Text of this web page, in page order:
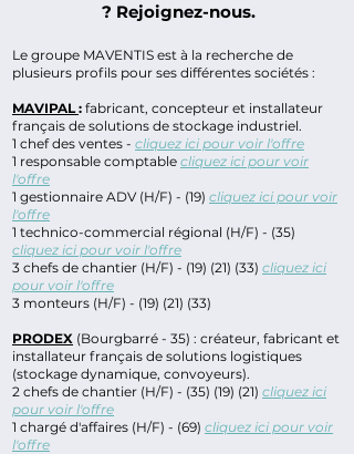
? Rejoignez-nous.
Le groupe MAVENTIS est à la recherche de
plusieurs profils pour ses différentes sociétés :
MAVIPAL: fabricant, concepteur et installateur
français de solutions de stockage industriel.
1 chef des ventes - cliquez ici pour voir l'offre
1 responsable comptable cliquez ici pour voir
l'offre
1 gestionnaire ADV (H/F) - (19) cliquez ici pour voir
l'offre
1 technico-commercial régional (H/F) - (35)
cliquez ici pour voir l'offre
3 chefs de chantier (H/F) - (19) (21) (33) cliquez ici
pour voir l'offre
3 monteurs (H/F) - (19) (21) (33)
PRODEX (Bourgbarré - 35) : créateur, fabricant et
installateur français de solutions logistiques
(stockage dynamique, convoyeurs).
2 chefs de chantier (H/F) - (35) (19) (21) cliquez ici
pour voir l'offre
1 chargé d'affaires (H/F) - (69) cliquez ici pour voir
l'offre